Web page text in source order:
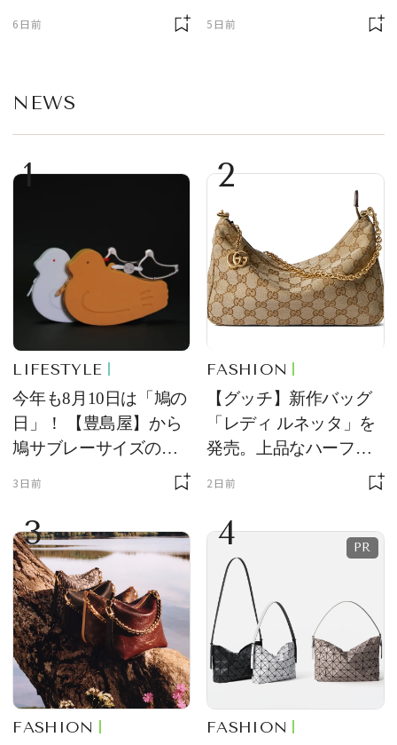
ゲット【＃SPURおやつ
6日前 5日前
NEWS
1
LIFESTYLE
今年も8月10日は「鳩の
日」！ 【豊島屋】から
鳩サブレーサイズのポ
ーチ「はとっこ」を限
3日前
2
FASHION
【グッチ】新作バッグ
「レディ ルネッタ」を
発売。上品なハーフム
ーン型がスタイリング
2日前
3
FASHION
4
FASHION